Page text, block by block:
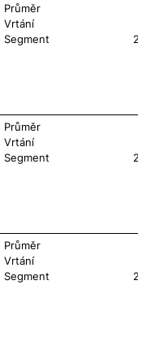
Průměr
Vrtání
Segment
Průměr
Vrtání
Segment
Průměr
Vrtání
Segment